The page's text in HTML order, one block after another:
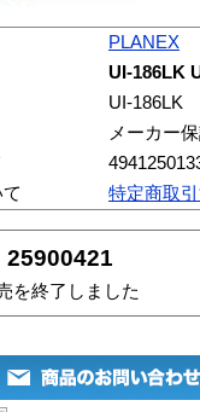
PLANEX
UI-186LK
UI-186LK
メーカー
特定商取
25900421
を終了しました